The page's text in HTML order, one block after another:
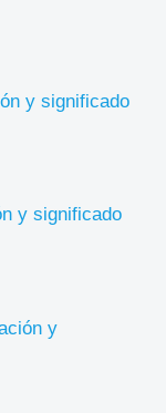
y significado
y significado
y